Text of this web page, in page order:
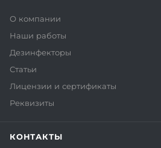
О компании
Наши работы
Дезинфекторы
Статьи
Лицензии и сертификаты
Реквизиты
КОНТАКТЫ